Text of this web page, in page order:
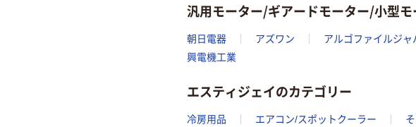
汎用モーター/ギアードモーター/小型
朝日電器 アズワン アルゴファイルジャ
興電機工業
エスティジェイのカテゴリー
冷房用品 エアコン/スポットクーラー